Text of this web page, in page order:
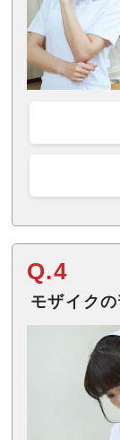
Q.4
モザイク